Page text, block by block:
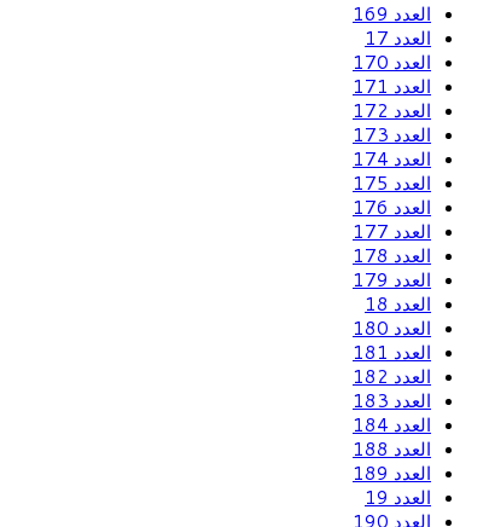
العدد 169
العدد 17
العدد 170
العدد 171
العدد 172
العدد 173
العدد 174
العدد 175
العدد 176
العدد 177
العدد 178
العدد 179
العدد 18
العدد 180
العدد 181
العدد 182
العدد 183
العدد 184
العدد 188
العدد 189
العدد 19